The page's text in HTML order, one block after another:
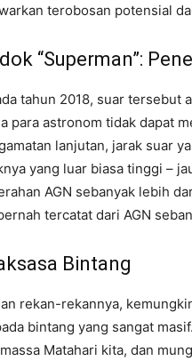
terobosan potensial
“Superman”:
tahun 2018, suar tersebut
para astronom tidak dapat
lanjutan, jarak suar
yang luar biasa tinggi –
AGN sebanyak lebih
tercatat dari AGN
Bintang
rekan-rekannya,
bintang yang sangat
Matahari kita, dan